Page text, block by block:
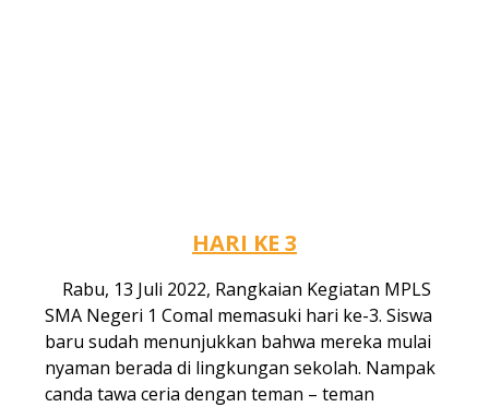
HARI KE 3
Rabu, 13 Juli 2022, Rangkaian Kegiatan MPLS
SMA Negeri 1 Comal memasuki hari ke-3. Siswa
baru sudah menunjukkan bahwa mereka mulai
nyaman berada di lingkungan sekolah. Nampak
canda tawa ceria dengan teman – teman